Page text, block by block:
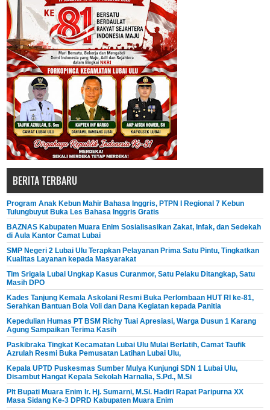
BERITA TERBARU
Program Anak Kebun Mahir Bahasa Inggris, PTPN I Regional 7 Kebun
Tulungbuyut Buka Les Bahasa Inggris Gratis
BAZNAS Kabupaten Muara Enim Sosialisasikan Zakat, Infak, dan Sedekah
di Aula Kantor Camat Lubai
SMP Negeri 2 Lubai Ulu Terapkan Pelayanan Prima Satu Pintu, Tingkatkan
Kualitas Layanan kepada Masyarakat
Tim Srigala Lubai Ungkap Kasus Curanmor, Satu Pelaku Ditangkap, Satu
Masih DPO
Kades Tanjung Kemala Askolani Resmi Buka Perlombaan HUT RI ke-81,
Serahkan Bantuan Bola Voli dan Dana Kegiatan kepada Panitia
Kepedulian Humas PT BSM Richy Tuai Apresiasi, Warga Dusun 1 Karang
Agung Sampaikan Terima Kasih
Paskibraka Tingkat Kecamatan Lubai Ulu Mulai Berlatih, Camat Taufik
Azrulah Resmi Buka Pemusatan Latihan Lubai Ulu,
Kepala UPTD Puskesmas Sumber Mulya Kunjungi SDN 1 Lubai Ulu,
Disambut Hangat Kepala Sekolah Harnalia, S.Pd., M.Si
Plt Bupati Muara Enim Ir. Hj. Sumarni, M.Si. Hadiri Rapat Paripurna XX
Masa Sidang Ke-3 DPRD Kabupaten Muara Enim